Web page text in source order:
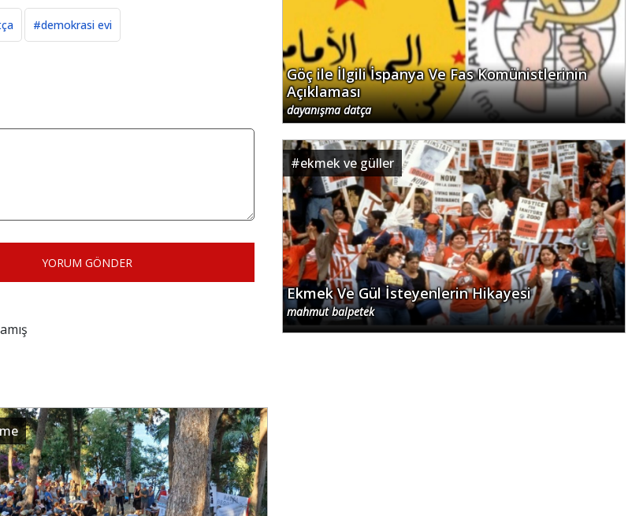
#demokrasi evi
YORUM GÖNDER
Göç ile İlgili İspanya Ve Fas Komünistlerinin
Açıklaması
dayanışma datça
#ekmek ve güller
Ekmek Ve Gül İsteyenlerin Hikayesi
mahmut balpetek